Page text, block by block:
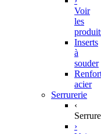
Voir
les
Inserts
à
souder
acier
Serrurerie
‹
›